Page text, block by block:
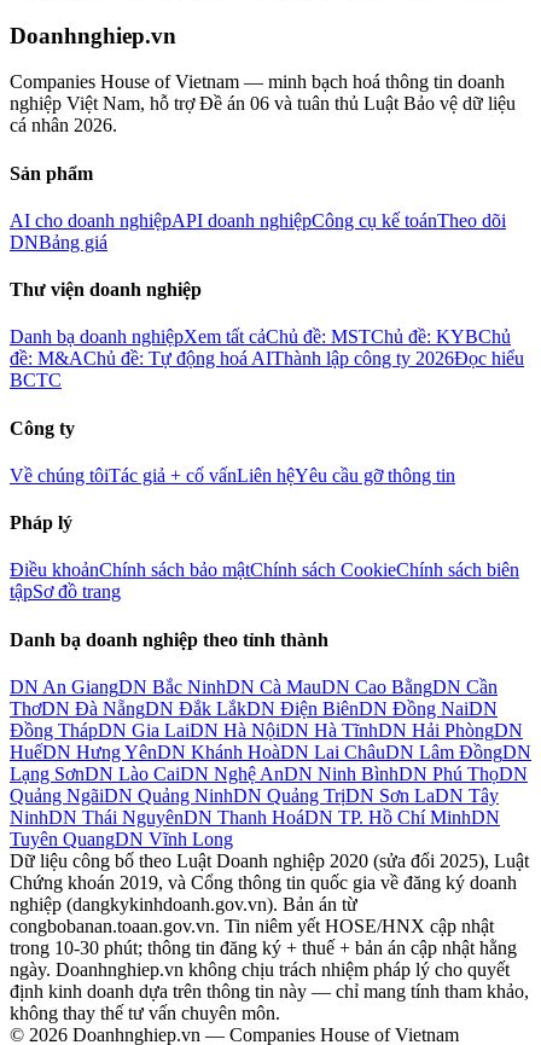
Doanhnghiep.vn
Companies House of Vietnam — minh bạch hoá thông tin doanh
nghiệp Việt Nam, hỗ trợ Đề án 06 và tuân thủ Luật Bảo vệ dữ liệu
cá nhân 2026.
Sản phẩm
AI cho doanh nghiệpAPI doanh nghiệpCông cụ kế toánTheo dõi
DNBảng giá
Thư viện doanh nghiệp
Danh bạ doanh nghiệpXem tất cảChủ đề: MSTChủ đề: KYBChủ
đề: M&AChủ đề: Tự động hoá AIThành lập công ty 2026Đọc hiểu
BCTC
Công ty
Về chúng tôiTác giả + cố vấnLiên hệYêu cầu gỡ thông tin
Pháp lý
Điều khoảnChính sách bảo mậtChính sách CookieChính sách biên
tậpSơ đồ trang
Danh bạ doanh nghiệp theo tỉnh thành
DN An GiangDN Bắc NinhDN Cà MauDN Cao BằngDN Cần
ThơDN Đà NẵngDN Đắk LắkDN Điện BiênDN Đồng NaiDN
Đồng ThápDN Gia LaiDN Hà NộiDN Hà TĩnhDN Hải PhòngDN
HuếDN Hưng YênDN Khánh HoàDN Lai ChâuDN Lâm ĐồngDN
Lạng SơnDN Lào CaiDN Nghệ AnDN Ninh BìnhDN Phú ThọDN
Quảng NgãiDN Quảng NinhDN Quảng TrịDN Sơn LaDN Tây
NinhDN Thái NguyênDN Thanh HoáDN TP. Hồ Chí MinhDN
Tuyên QuangDN Vĩnh Long
Dữ liệu công bố theo Luật Doanh nghiệp 2020 (sửa đổi 2025), Luật
Chứng khoán 2019, và Cổng thông tin quốc gia về đăng ký doanh
nghiệp (dangkykinhdoanh.gov.vn). Bản án từ
congbobanan.toaan.gov.vn. Tin niêm yết HOSE/HNX cập nhật
trong 10-30 phút; thông tin đăng ký + thuế + bản án cập nhật hằng
ngày. Doanhnghiep.vn không chịu trách nhiệm pháp lý cho quyết
định kinh doanh dựa trên thông tin này — chỉ mang tính tham khảo,
không thay thế tư vấn chuyên môn.
© 2026 Doanhnghiep.vn — Companies House of Vietnam